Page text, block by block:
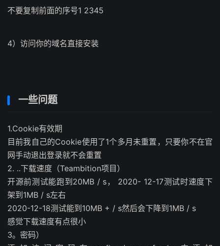
不要复制前面的序号1 2345
4）访问你的域名直接安装
一些问题
1.Cookie有效期
目前我自己的Cookie使用了1个多月未重置，只要你不在官
网手动退出登录就不会重置
2. ..下载速度（Teambition项目）
开源前测试能跑到20MB / s， 2020- 12-17测试时速度下
架到1MB / s左右
2020-12-18测试能到10MB + / s然后会下降到1MB / s
感觉下载速度有点很小
3。密码）